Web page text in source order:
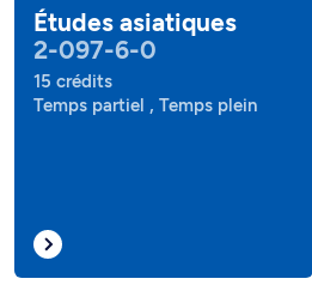
Études asiatiques
2-097-6-0
15 crédits
Temps partiel , Temps plein